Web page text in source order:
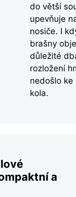
do větší
upevňuje
nosiče. I
brašny
důležité
rozložení
nedošlo
kola.
a